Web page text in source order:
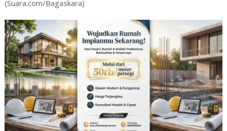
(Suara.com/Bagaskara)